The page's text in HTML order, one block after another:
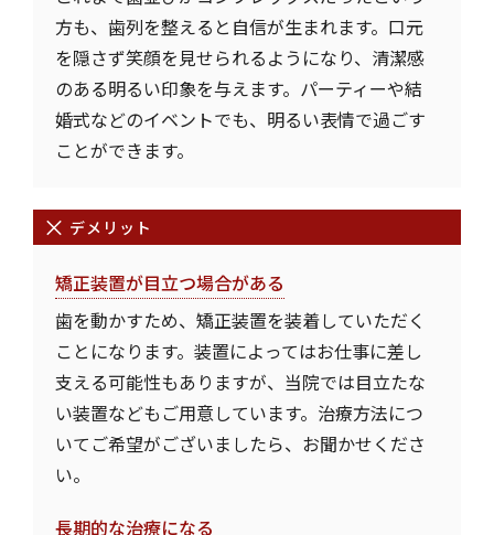
方も、歯列を整えると自信が生まれます。口元
を隠さず笑顔を見せられるようになり、清潔感
のある明るい印象を与えます。パーティーや結
婚式などのイベントでも、明るい表情で過ごす
ことができます。
デメリット
矯正装置が目立つ場合がある
歯を動かすため、矯正装置を装着していただく
ことになります。装置によってはお仕事に差し
支える可能性もありますが、当院では目立たな
い装置などもご用意しています。治療方法につ
いてご希望がございましたら、お聞かせくださ
い。
長期的な治療になる